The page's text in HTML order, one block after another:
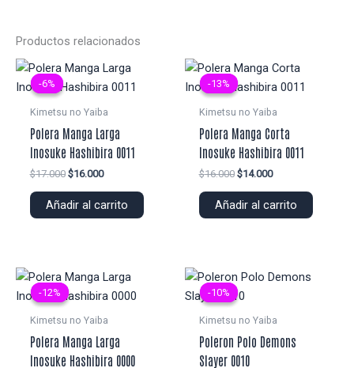
Productos relacionados
-6%
-6%
Kimetsu no Yaiba
Polera Manga Larga
Inosuke Hashibira 0011
$17.000 El
original
$16.000El
actual
Añadir al carrito
-13%
-13%
Kimetsu no Yaiba
Polera Manga Corta
Inosuke Hashibira 0011
$16.000 El
original
$14.000El
actual
Añadir al carrito
-12%
-12%
Kimetsu no Yaiba
Polera Manga Larga
Inosuke Hashibira 0000
-10%
-10%
Kimetsu no Yaiba
Poleron Polo Demons
Slayer 0010